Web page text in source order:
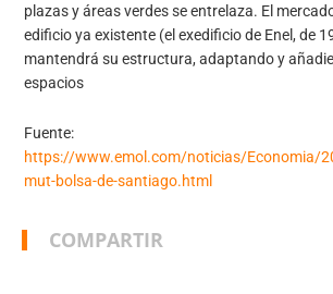
plazas y áreas verdes se entrelaza. El
edificio ya existente (el exedificio de Enel, de
mantendrá su estructura, adaptando y
espacios
Fuente:
https://www.emol.com/noticias/Economia/
mut-bolsa-de-santiago.html
COMPARTIR